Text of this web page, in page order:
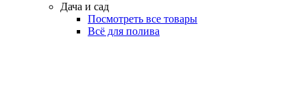
Дача и сад
Посмотреть все товары
Всё для полива